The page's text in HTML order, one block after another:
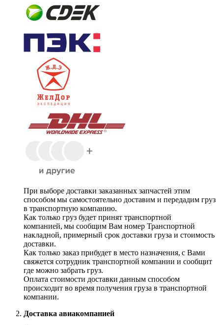
При выборе доставки заказанных запчастей этим
способом мы самостоятельно доставим и передадим груз
в транспортную компанию.
Как только груз будет принят транспортной
компанией, мы сообщим Вам номер Транспортной
накладной, примерный срок доставки груза и стоимость
доставки.
Как только заказ прибудет в место назначения, с Вами
свяжется сотрудник транспортной компании и сообщит
где можно забрать груз.
Оплата стоимости доставки данным способом
происходит во время получения груза в транспортной
компании.
Доставка авиакомпанией